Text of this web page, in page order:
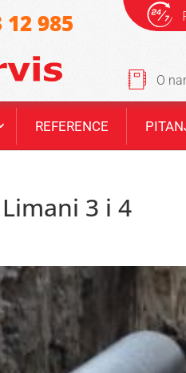
12 985
O
REFERENCE
3 i 4